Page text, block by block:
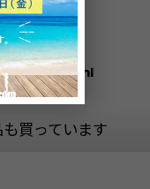
index.html
買っています